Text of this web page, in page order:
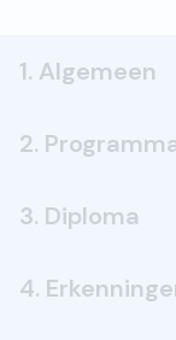
1. Algemeen
2.
3. Diploma
4.